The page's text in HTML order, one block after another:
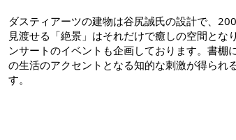
ダスティアーツの建物は谷尻誠氏の設計で、
見渡せる「絶景」はそれだけで癒しの空間とな
ンサートのイベントも企画しております。書
の生活のアクセントとなる知的な刺激が得られ
す。